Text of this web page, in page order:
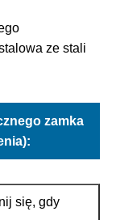
ze stali
zamka
się, gdy